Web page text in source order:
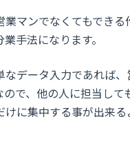
業マンでなくてもでき
手法になります。
なデータ入力であれば、
ので、他の人に担当して
けに集中する事が出来